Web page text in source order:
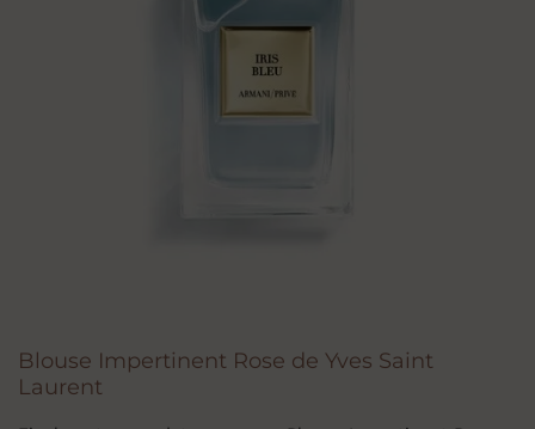
Blouse Impertinent Rose de Yves Saint
Laurent